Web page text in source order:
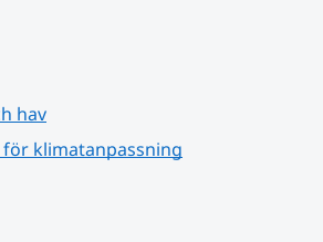
hav
klimatanpassning